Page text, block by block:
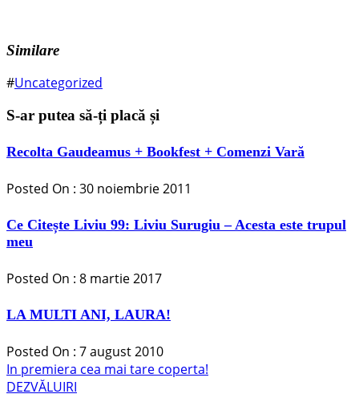
Similare
#Uncategorized
S-ar putea să-ți placă și
Recolta Gaudeamus + Bookfest + Comenzi Vară
Posted On : 30 noiembrie 2011
Ce Citește Liviu 99: Liviu Surugiu – Acesta este trupul
meu
Posted On : 8 martie 2017
LA MULTI ANI, LAURA!
Posted On : 7 august 2010
Navigare
în
Articolul
anterior:
In premiera cea mai tare coperta!
Articolul
DEZVĂLUIRI